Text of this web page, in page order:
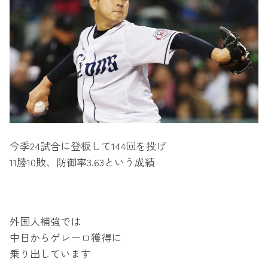
今季24試合に登板して144回を投げ
11勝10敗、防御率3.63という成績
外国人補強では
中日からゲレーロ獲得に
乗り出しています